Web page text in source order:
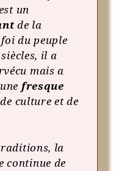
un
de la
du peuple
il a
mais a
fresque
de culture et de
la
continue de